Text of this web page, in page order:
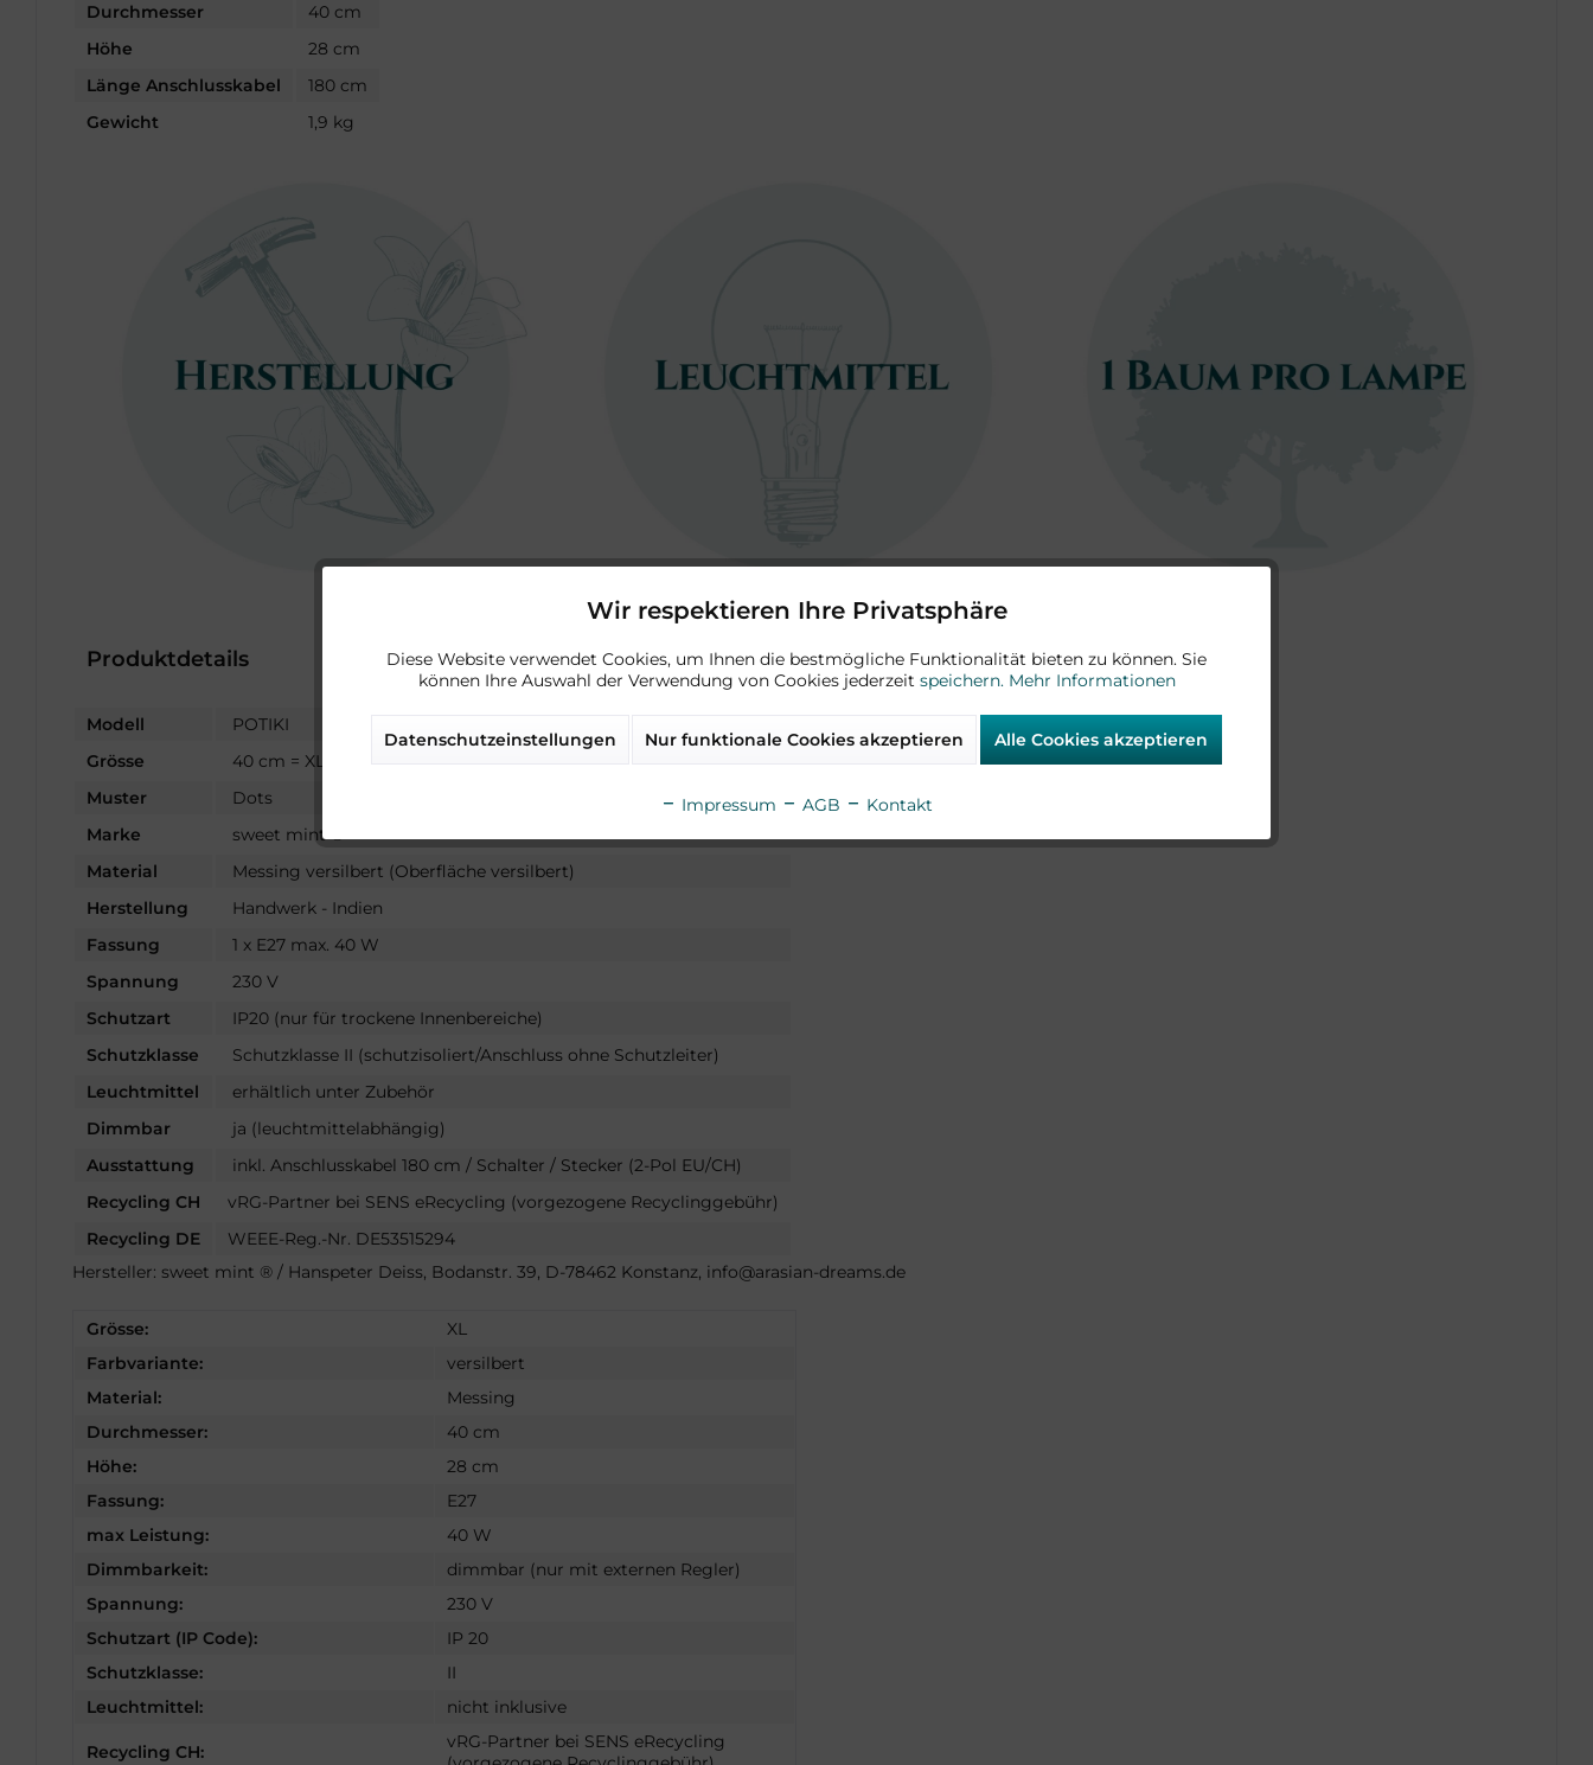
Durchmesser
40 cm
Höhe
28 cm
Länge Anschlusskabel
180 cm
Gewicht
1,9 kg
Produktdetails
Modell
POTIKI
Grösse
40 cm = XL - XLarge
Muster
Dots
Marke
sweet mint ®
Material
Messing versilbert (Oberfläche versilbert)
Herstellung
Handwerk - Indien
Fassung
1 x E27 max. 40 W
Spannung
230 V
Schutzart
IP20 (nur für trockene Innenbereiche)
Schutzklasse
Schutzklasse II (schutzisoliert/Anschluss ohne Schutzleiter)
Leuchtmittel
erhältlich unter Zubehör
Dimmbar
ja (leuchtmittelabhängig)
Ausstattung
inkl. Anschlusskabel 180 cm / Schalter / Stecker (2-Pol EU/CH)
Recycling CH
vRG-Partner bei SENS eRecycling (vorgezogene Recyclinggebühr)
Recycling DE
WEEE-Reg.-Nr. DE53515294
Hersteller: sweet mint ® / Hanspeter Deiss, Bodanstr. 39, D-78462 Konstanz, info@arasian-dreams.de
Grösse:
XL
Farbvariante:
versilbert
Material:
Messing
Durchmesser:
40 cm
Höhe:
28 cm
Fassung:
E27
max Leistung:
40 W
Dimmbarkeit:
dimmbar (nur mit externen Regler)
Spannung:
230 V
Schutzart (IP Code):
IP 20
Schutzklasse:
II
Leuchtmittel:
nicht inklusive
Recycling CH:
vRG-Partner bei SENS eRecycling
Marketing Aktiv
Wir respektieren Ihre Privatsphäre
Diese Website verwendet Cookies, um Ihnen die bestmögliche Funktionalität bieten zu können. Sie
können Ihre Auswahl der Verwendung von Cookies jederzeit speichern. Mehr Informationen
Datenschutzeinstellungen Nur funktionale Cookies akzeptieren Alle Cookies akzeptieren
Impressum AGB Kontakt